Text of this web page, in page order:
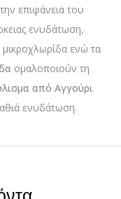
επιφάνεια του
ενυδάτωση,
ενώ τα
ομαλοποιούν τη
από Αγγούρι
ενυδάτωση.